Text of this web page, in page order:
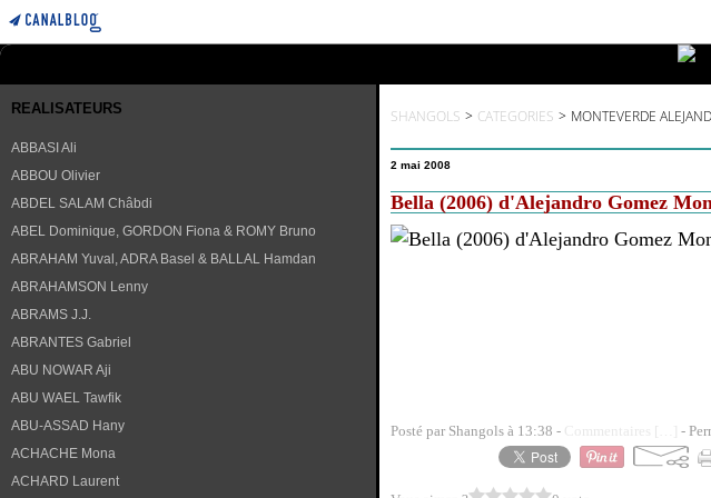
REALISATEURS
ABBASI Ali
ABBOU Olivier
ABDEL SALAM Châbdi
ABEL Dominique, GORDON Fiona & ROMY Bruno
ABRAHAM Yuval, ADRA Basel & BALLAL Hamdan
ABRAHAMSON Lenny
ABRAMS J.J.
ABRANTES Gabriel
ABU NOWAR Aji
ABU WAEL Tawfik
ABU-ASSAD Hany
ACHACHE Mona
ACHARD Laurent
SHANGOLS > CATEGORIES > MONTEVERDE
2 mai 2008
Bella (2006) d'Alejandro Gomez
Posté par Shangols à 13:38 - Commentaires [ -